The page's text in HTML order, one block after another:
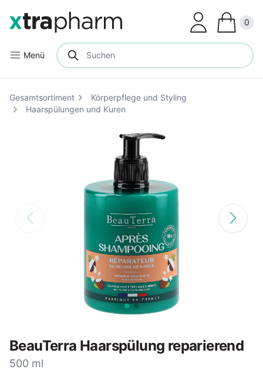
Menü
0
Gesamtsortiment
Körperpflege und Styling
Haarspülungen und Kuren
BeauTerra Haarspülung reparierend
500 ml